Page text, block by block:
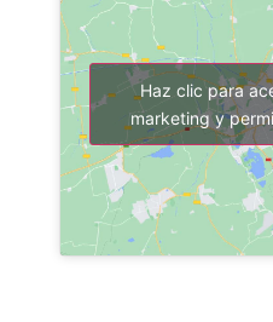
Haz clic para
marketing y